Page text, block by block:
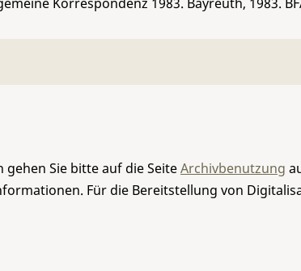
Sie bitte auf die SeiteArchivbenutzung
Für die Bereitstellung von